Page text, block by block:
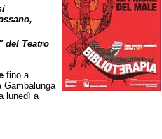
del Teatro
fino a
Gambalunga
lunedì a